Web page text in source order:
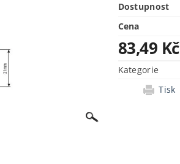
Dostupnost
Cena
83,49 Kč
Kategorie
Tisk